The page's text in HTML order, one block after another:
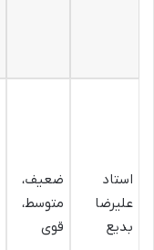
استاد
علیرضا
بدیع
ضعیف،
متوسط،
قوی